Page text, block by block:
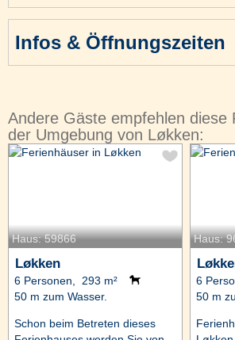
Infos & Öffnungszeiten
Andere Gäste empfehlen diese
der Umgebung von Løkken:
Haus: 59866
Løkken
6 Personen, 293 m²
50 m zum Wasser.
Schon beim Betreten dieses
Haus:
6
50 m